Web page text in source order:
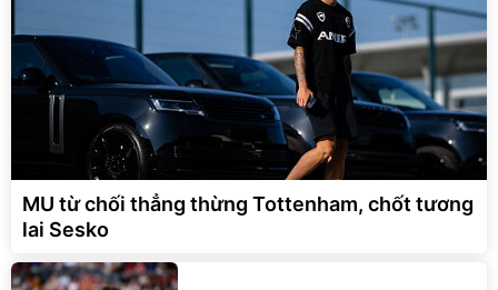
MU từ chối thẳng thừng Tottenham, chốt tương
lai Sesko